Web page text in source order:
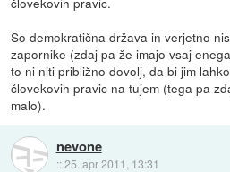
So demokratična država in verjetno
zapornike (zdaj pa že imajo vsaj
to ni niti približno dovolj, da bi jim
človekovih pravic na tujem (tega pa
malo).
nevone
::25. apr 2011, 13:31